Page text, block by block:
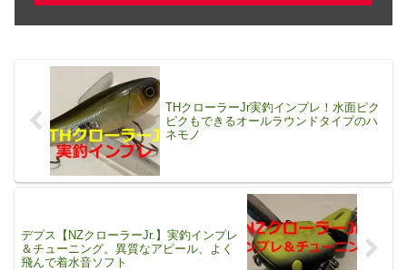
THクローラーJr実釣インプレ！水面ピク
ピクもできるオールラウンドタイプのハ
ネモノ
デプス【NZクローラーJr.】実釣インプレ
＆チューニング。異質なアピール、よく
飛んで着水音ソフト